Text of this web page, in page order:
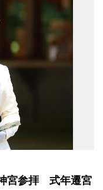
宮参拝 式年遷宮